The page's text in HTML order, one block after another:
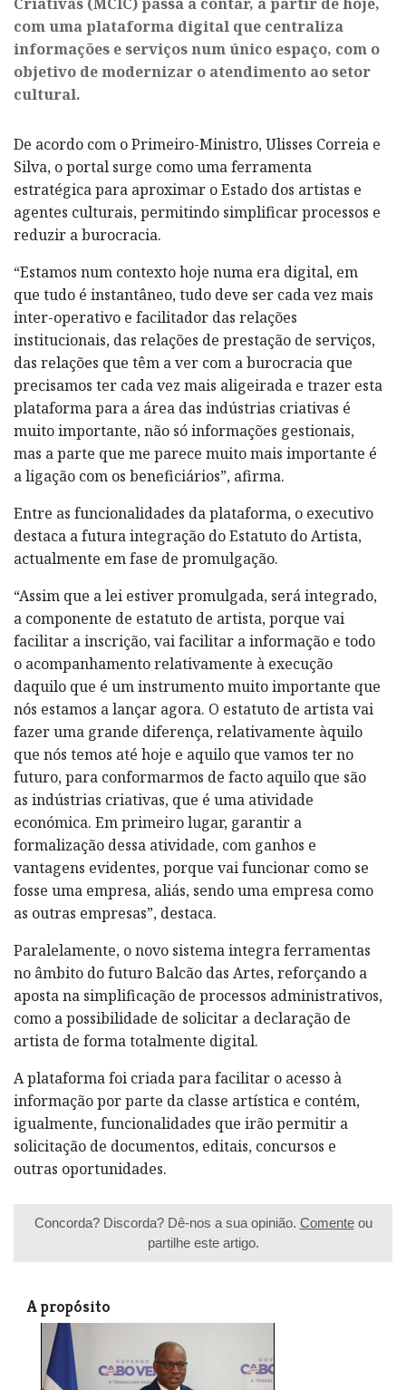
com uma plataforma digital que centraliza
informações e serviços num único espaço, com o
objetivo de modernizar o atendimento ao setor
cultural.
De acordo com o Primeiro-Ministro, Ulisses Correia e
Silva, o portal surge como uma ferramenta
estratégica para aproximar o Estado dos artistas e
agentes culturais, permitindo simplificar processos e
reduzir a burocracia.
“Estamos num contexto hoje numa era digital, em
que tudo é instantâneo, tudo deve ser cada vez mais
inter-operativo e facilitador das relações
institucionais, das relações de prestação de serviços,
das relações que têm a ver com a burocracia que
precisamos ter cada vez mais aligeirada e trazer esta
plataforma para a área das indústrias criativas é
muito importante, não só informações gestionais,
mas a parte que me parece muito mais importante é
a ligação com os beneficiários”, afirma.
Entre as funcionalidades da plataforma, o executivo
destaca a futura integração do Estatuto do Artista,
actualmente em fase de promulgação.
“Assim que a lei estiver promulgada, será integrado,
a componente de estatuto de artista, porque vai
facilitar a inscrição, vai facilitar a informação e todo
o acompanhamento relativamente à execução
daquilo que é um instrumento muito importante que
nós estamos a lançar agora. O estatuto de artista vai
fazer uma grande diferença, relativamente àquilo
que nós temos até hoje e aquilo que vamos ter no
futuro, para conformarmos de facto aquilo que são
as indústrias criativas, que é uma atividade
económica. Em primeiro lugar, garantir a
formalização dessa atividade, com ganhos e
vantagens evidentes, porque vai funcionar como se
fosse uma empresa, aliás, sendo uma empresa como
as outras empresas”, destaca.
Paralelamente, o novo sistema integra ferramentas
no âmbito do futuro Balcão das Artes, reforçando a
aposta na simplificação de processos administrativos,
como a possibilidade de solicitar a declaração de
artista de forma totalmente digital.
A plataforma foi criada para facilitar o acesso à
informação por parte da classe artística e contém,
igualmente, funcionalidades que irão permitir a
solicitação de documentos, editais, concursos e
outras oportunidades.
Concorda? Discorda? Dê-nos a sua opinião. Comenteou
partilhe este artigo.
A propósito